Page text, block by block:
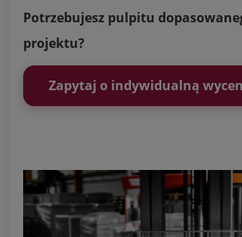
Potrzebujesz pulpitu
projektu?
Zapytaj o indywidualną